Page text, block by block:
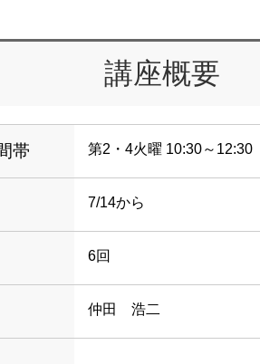
講座概要
帯 第2・4火曜 10:30～12:30
7/14から
6回
仲田 浩二